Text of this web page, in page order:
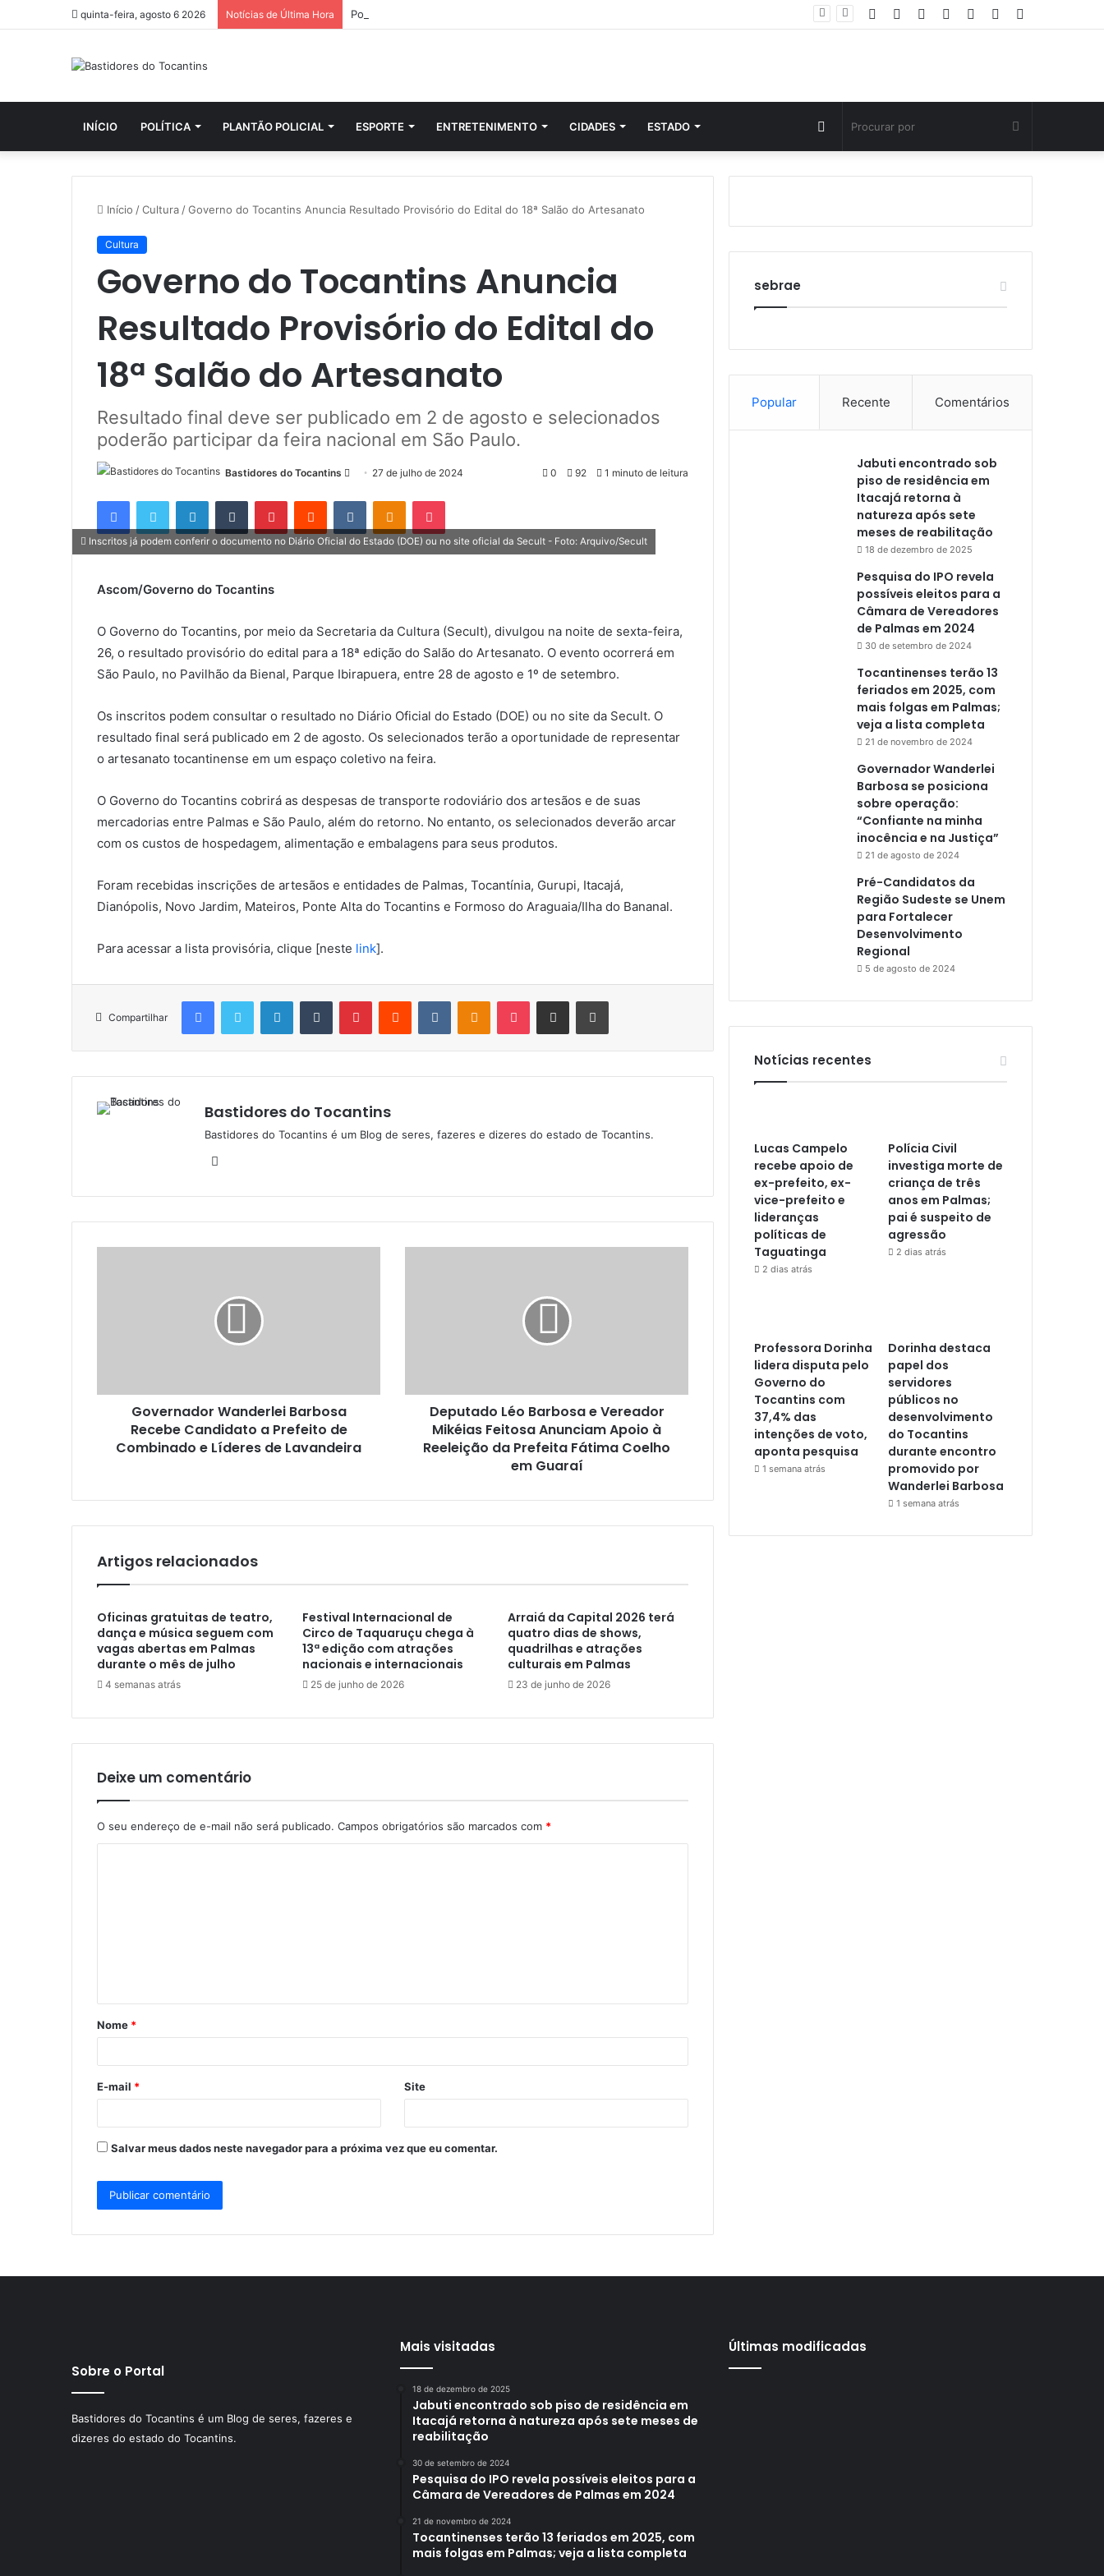
quinta-feira, agosto 6 2026 Notícias de Última Hora
Artigo
Entrar
Instagram
YouTube
Twitter
Facebook
INÍCIO POLÍTICA PLANTÃO POLICIAL ESPORTE ENTRETENIMENTO CIDADES ESTADO
por
Switch
skin
Início /Cultura /Governo do Tocantins Anuncia Resultado Provisório do Edital do 18ª Salão do Artesanato
Cultura
Governo do Tocantins Anuncia
Resultado Provisório do Edital do
18ª Salão do Artesanato
Resultado final deve ser publicado em 2 de agosto e selecionados
poderão participar da feira nacional em São Paulo.
Bastidores do Tocantins
n
d
-
m
a
27 de julho de 2024 0 92 1 minuto de leitura
Inscritos já podem conferir o documento no Diário Oficial do Estado (DOE) ou no site oficial da Secult - Foto: Arquivo/Secult
Ascom/Governo do Tocantins
O Governo do Tocantins, por meio da Secretaria da Cultura (Secult), divulgou na noite de sexta-feira,
26, o resultado provisório do edital para a 18ª edição do Salão do Artesanato. O evento ocorrerá em
São Paulo, no Pavilhão da Bienal, Parque Ibirapuera, entre 28 de agosto e 1º de setembro.
Os inscritos podem consultar o resultado no Diário Oficial do Estado (DOE) ou no site da Secult. O
resultado final será publicado em 2 de agosto. Os selecionados terão a oportunidade de representar
o artesanato tocantinense em um espaço coletivo na feira.
O Governo do Tocantins cobrirá as despesas de transporte rodoviário dos artesãos e de suas
mercadorias entre Palmas e São Paulo, além do retorno. No entanto, os selecionados deverão arcar
com os custos de hospedagem, alimentação e embalagens para seus produtos.
Foram recebidas inscrições de artesãos e entidades de Palmas, Tocantínia, Gurupi, Itacajá,
Dianópolis, Novo Jardim, Mateiros, Ponte Alta do Tocantins e Formoso do Araguaia/Ilha do Bananal.
Para acessar a lista provisória, clique [neste link].
Compartilhar
Bastidores do Tocantins
Bastidores do Tocantins é um Blog de seres, fazeres e dizeres do estado de Tocantins.
b
s
Governador Wanderlei Barbosa
Recebe Candidato a Prefeito de
Combinado e Líderes de Lavandeira
Deputado Léo Barbosa e Vereador
Mikéias Feitosa Anunciam Apoio à
Reeleição da Prefeita Fátima Coelho
em Guaraí
Artigos relacionados
Oficinas gratuitas de teatro,
dança e música seguem com
vagas abertas em Palmas
durante o mês de julho
4 semanas atrás
Festival Internacional de
Circo de Taquaruçu chega à
13ª edição com atrações
nacionais e internacionais
25 de junho de 2026
Arraiá da Capital 2026 terá
quatro dias de shows,
quadrilhas e atrações
culturais em Palmas
23 de junho de 2026
Deixe um comentário
O seu endereço de e-mail não será publicado. Campos obrigatórios são marcados com *
á
r
*
Nome *
E-mail * Site
Salvar meus dados neste navegador para a próxima vez que eu comentar.
sebrae
Popular Recente Comentários
Jabuti encontrado sob
piso de residência em
Itacajá retorna à
natureza após sete
meses de reabilitação
18 de dezembro de 2025
Pesquisa do IPO revela
possíveis eleitos para a
Câmara de Vereadores
de Palmas em 2024
30 de setembro de 2024
Tocantinenses terão 13
feriados em 2025, com
mais folgas em Palmas;
veja a lista completa
21 de novembro de 2024
Governador Wanderlei
Barbosa se posiciona
sobre operação:
“Confiante na minha
inocência e na Justiça”
21 de agosto de 2024
Pré-Candidatos da
Região Sudeste se Unem
para Fortalecer
Desenvolvimento
Regional
5 de agosto de 2024
Notícias recentes
Lucas Campelo
recebe apoio de
ex-prefeito, ex-
vice-prefeito e
lideranças
políticas de
Taguatinga
2 dias atrás
Polícia Civil
investiga morte de
criança de três
anos em Palmas;
pai é suspeito de
agressão
2 dias atrás
Professora Dorinha
lidera disputa pelo
Governo do
Tocantins com
37,4% das
intenções de voto,
aponta pesquisa
1 semana atrás
Dorinha destaca
papel dos
servidores
públicos no
desenvolvimento
do Tocantins
durante encontro
promovido por
Wanderlei Barbosa
1 semana atrás
Sobre o Portal
Bastidores do Tocantins é um Blog de seres, fazeres e
dizeres do estado do Tocantins.
Mais visitadas
18 de dezembro de 2025
Jabuti encontrado sob piso de residência em
Itacajá retorna à natureza após sete meses de
reabilitação
30 de setembro de 2024
Pesquisa do IPO revela possíveis eleitos para a
Câmara de Vereadores de Palmas em 2024
21 de novembro de 2024
Tocantinenses terão 13 feriados em 2025, com
mais folgas em Palmas; veja a lista completa
Últimas modificadas